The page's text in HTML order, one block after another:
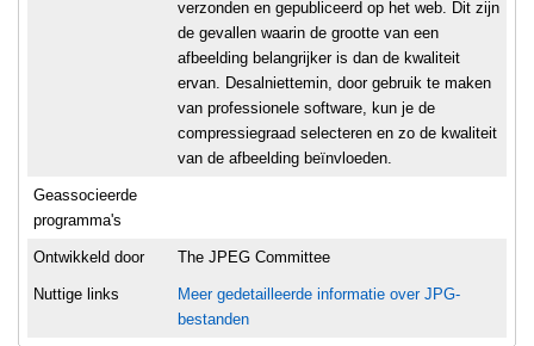
verzonden en gepubliceerd op het web. Dit zijn
de gevallen waarin de grootte van een
afbeelding belangrijker is dan de kwaliteit
ervan. Desalniettemin, door gebruik te maken
van professionele software, kun je de
compressiegraad selecteren en zo de kwaliteit
van de afbeelding beïnvloeden.
Geassocieerde
programma's
Ontwikkeld door The JPEG Committee
Nuttige links
Meer gedetailleerde informatie over JPG-
bestanden